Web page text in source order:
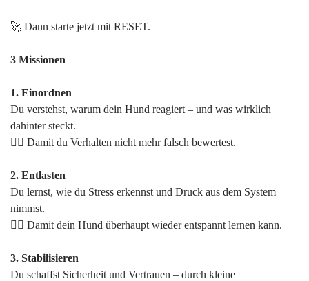
🚀 Dann starte jetzt mit RESET.
3 Missionen
1. Einordnen
Du verstehst, warum dein Hund reagiert – und was wirklich
dahinter steckt.
👉🏻 Damit du Verhalten nicht mehr falsch bewertest.
2. Entlasten
Du lernst, wie du Stress erkennst und Druck aus dem System
nimmst.
👉🏻 Damit dein Hund überhaupt wieder entspannt lernen kann.
3. Stabilisieren
Du schaffst Sicherheit und Vertrauen – durch kleine